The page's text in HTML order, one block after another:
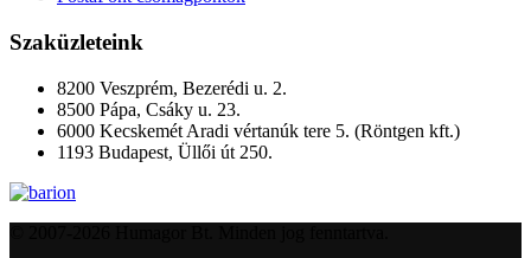
Szaküzleteink
8200 Veszprém, Bezerédi u. 2.
8500 Pápa, Csáky u. 23.
6000 Kecskemét Aradi vértanúk tere 5. (Röntgen kft.)
1193 Budapest, Üllői út 250.